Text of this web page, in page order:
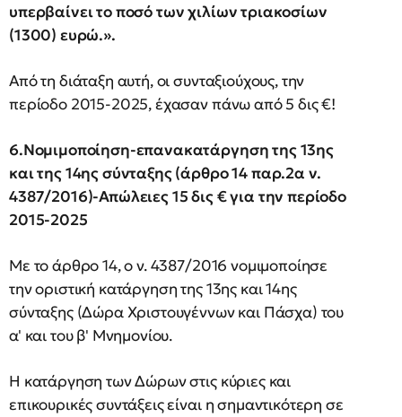
υπερβαίνει το ποσό των χιλίων τριακοσίων
(1300) ευρώ.».
Από τη διάταξη αυτή, οι συνταξιούχους, την
περίοδο 2015-2025, έχασαν πάνω από 5 δις €!
6.Νομιμοποίηση-επανακατάργηση της 13ης
και της 14ης σύνταξης (άρθρο 14 παρ.2α ν.
4387/2016)-Απώλειες 15 δις € για την περίοδο
2015-2025
Με το άρθρο 14, ο ν. 4387/2016 νομιμοποίησε
την οριστική κατάργηση της 13ης και 14ης
σύνταξης (Δώρα Χριστουγέννων και Πάσχα) του
α' και του β' Μνημονίου.
Η κατάργηση των Δώρων στις κύριες και
επικουρικές συντάξεις είναι η σημαντικότερη σε